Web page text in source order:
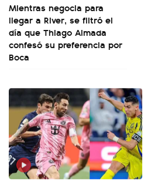
Mientras negocia para
llegar a River, se filtró el
día que Thiago Almada
confesó su preferencia por
Boca